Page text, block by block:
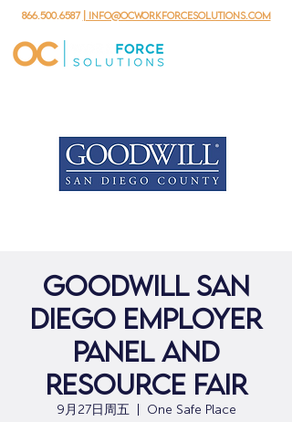
866.500.6587 | info@ocworkforcesolutions.com
Goodwill San
Diego Employer
Panel and
Resource Fair
9月27日周五 One Safe Place